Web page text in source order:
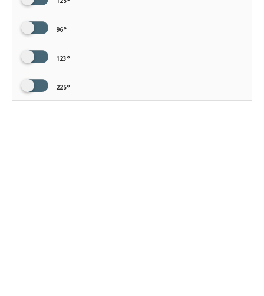
96°
123°
225°